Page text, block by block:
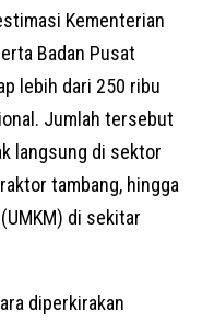
Kementerian
Badan Pusat
lebih dari 250 ribu
Jumlah tersebut
langsung di sektor
tambang, hingga
di sekitar
diperkirakan